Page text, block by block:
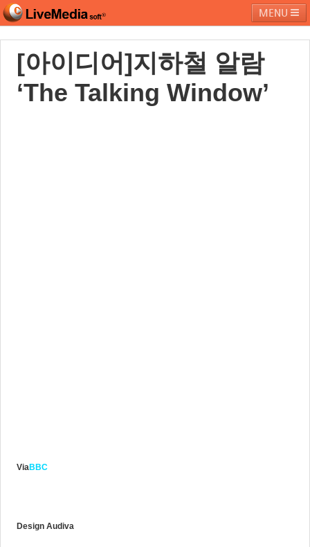
MENU
라이브미디어소프트 제품 및 서비스 블로그 커뮤니티
페밀리 사이트
[아이디어]지하철 알람
‘The Talking Window’
ViaBBC
Design Audiva